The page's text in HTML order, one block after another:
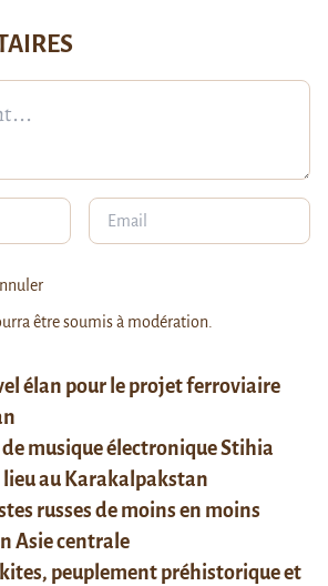
élan pour le projet ferroviaire
musique électronique Stihia
lieu au Karakalpakstan
russes de moins en moins
Asie centrale
peuplement préhistorique et
être soumis à modération.